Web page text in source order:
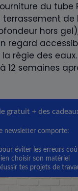
du tube
terrassement
hors
regard
régie des eaux.
12 semaines